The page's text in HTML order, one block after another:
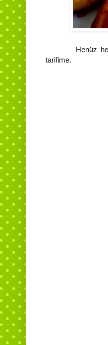
Henüz
tarifime.